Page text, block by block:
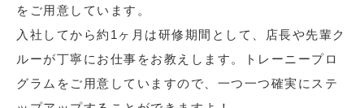
をご用意しています。
入社してから約1ヶ月は研修期間として、店長や先輩ク
ルーが丁寧にお仕事をお教えします。トレーニープロ
グラムをご用意していますので、一つ一つ確実にステ